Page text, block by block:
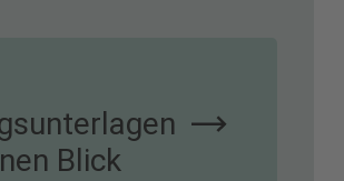
Blick